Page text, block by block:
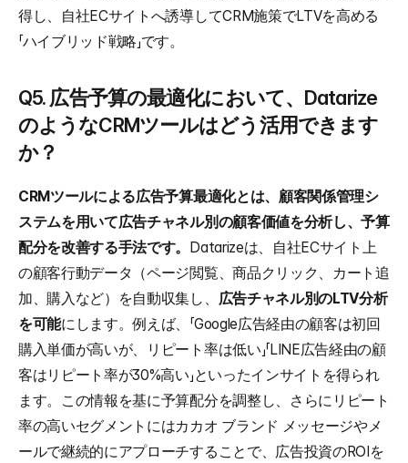
得し、自社ECサイトへ誘導してCRM施策でLTVを高める
「ハイブリッド戦略」です。
Q5. 広告予算の最適化において、Datarize
のようなCRMツールはどう活用できます
か？
CRMツールによる広告予算最適化とは、顧客関係管理シ
ステムを用いて広告チャネル別の顧客価値を分析し、予算
配分を改善する手法です。 Datarizeは、自社ECサイト上
の顧客行動データ（ページ閲覧、商品クリック、カート追
加、購入など）を自動収集し、 広告チャネル別のLTV分析
を可能にします。例えば、「Google広告経由の顧客は初回
購入単価が高いが、リピート率は低い」「LINE広告経由の顧
客はリピート率が30%高い」といったインサイトを得られ
ます。この情報を基に予算配分を調整し、さらにリピート
率の高いセグメントにはカカオ ブランド メッセージやメ
ールで継続的にアプローチすることで、広告投資のROIを